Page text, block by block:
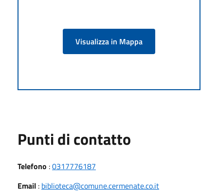
Visualizza in Mappa
Punti di contatto
Telefono :0317776187
Email : biblioteca@comune.cermenate.co.it